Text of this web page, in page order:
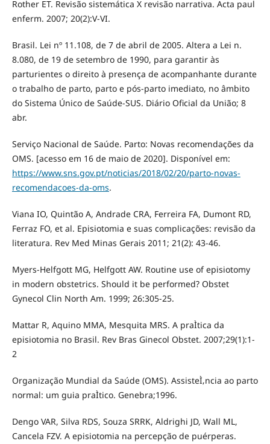
Rother ET. Revisão sistemática X revisão narrativa. Acta paul
enferm. 2007; 20(2):V-VI.
Brasil. Lei nº 11.108, de 7 de abril de 2005. Altera a Lei n.
8.080, de 19 de setembro de 1990, para garantir às
parturientes o direito à presença de acompanhante durante
o trabalho de parto, parto e pós-parto imediato, no âmbito
do Sistema Único de Saúde-SUS. Diário Oficial da União; 8
abr.
Serviço Nacional de Saúde. Parto: Novas recomendações da
OMS. [acesso em 16 de maio de 2020]. Disponível em:
https://www.sns.gov.pt/noticias/2018/02/20/parto-novas-
recomendacoes-da-oms.
Viana IO, Quintão A, Andrade CRA, Ferreira FA, Dumont RD,
Ferraz FO, et al. Episiotomia e suas complicações: revisão da
literatura. Rev Med Minas Gerais 2011; 21(2): 43-46.
Myers-Helfgott MG, Helfgott AW. Routine use of episiotomy
in modern obstetrics. Should it be performed? Obstet
Gynecol Clin North Am. 1999; 26:305-25.
Mattar R, Aquino MMA, Mesquita MRS. A praÌtica da
episiotomia no Brasil. Rev Bras Ginecol Obstet. 2007;29(1):1-
2
Organização Mundial da Saúde (OMS). AssisteÌ‚ncia ao parto
normal: um guia praÌtico. Genebra;1996.
Dengo VAR, Silva RDS, Souza SRRK, Aldrighi JD, Wall ML,
Cancela FZV. A episiotomia na percepção de puérperas.